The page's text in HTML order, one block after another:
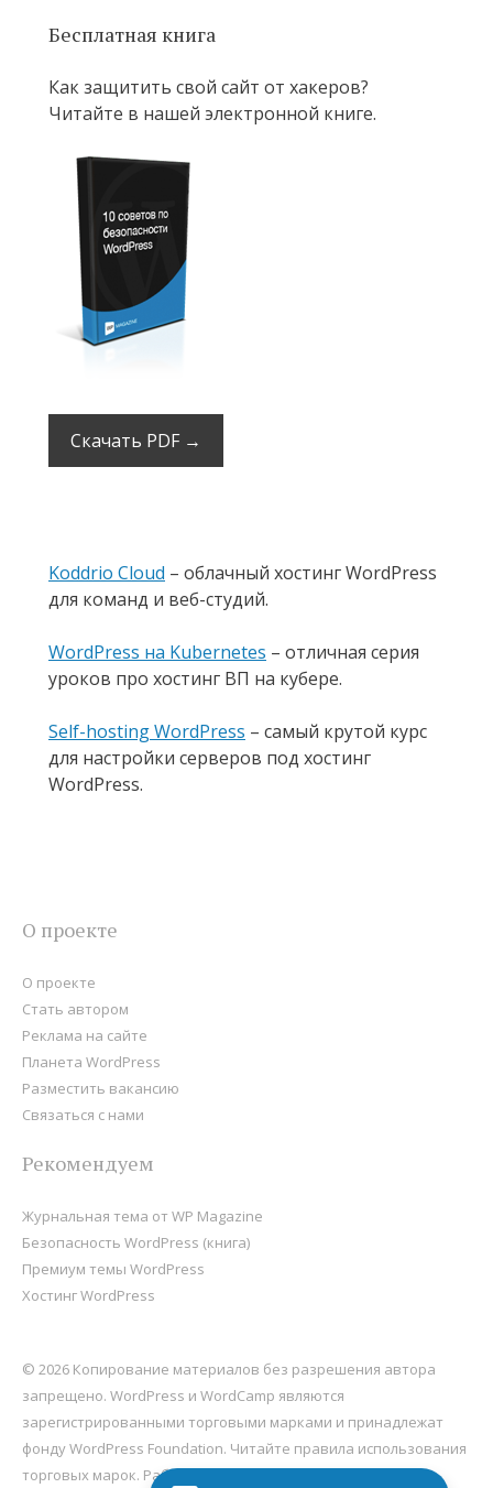
Бесплатная книга
Как защитить свой сайт от хакеров?
Читайте в нашей электронной книге.
Скачать PDF →
Koddrio Cloud – облачный хостинг WordPress
для команд и веб-студий.
WordPress на Kubernetes – отличная серия
уроков про хостинг ВП на кубере.
Self-hosting WordPress – самый крутой курс
для настройки серверов под хостинг
WordPress.
О проекте
О проекте
Стать автором
Реклама на сайте
Планета WordPress
Разместить вакансию
Связаться с нами
Рекомендуем
Журнальная тема от WP Magazine
Безопасность WordPress (книга)
Премиум темы WordPress
Хостинг WordPress
© 2026 Копирование материалов без разрешения автора
запрещено. WordPress и WordCamp являются
зарегистрированными торговыми марками и принадлежат
фондуWordPress Foundation. Читайте правила использования
торговых марок. Работает наWordPress, хостится на